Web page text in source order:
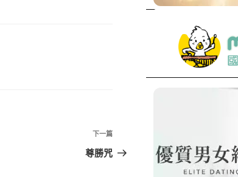
下
一
下一篇
尊勝咒